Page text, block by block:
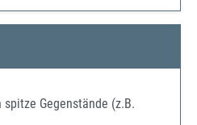
Gegenstände (z.B.